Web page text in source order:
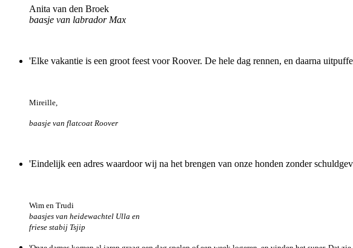
Anita van den Broek
baasje van labrador Max
'Elke vakantie is een groot feest voor Roover. De hele dag rennen, en daarna
Mireille,
baasje van flatcoat Roover
'Eindelijk een adres waardoor wij na het brengen van onze honden zonder
Wim en Trudi
baasjes van heidewachtel Ulla en
friese stabij Tsjip